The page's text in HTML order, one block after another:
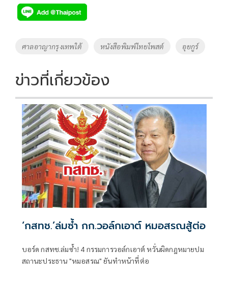
e
b
o
k
tt
er
p
y
Li
k
Tags
ศาลอาญากรุงเทพใต้ หนังสือพิมพ์ไทยโพสต์ อุยกูร์
ข่าวที่เกี่ยวข้อง
‘กสทช.’ล่มซํ้า กก.วอล์กเอาต์ หมอสรณสู้ต่อ
บอร์ด กสทช.ล่มซ้ำ! 4 กรรมการวอล์กเอาต์ หวั่นผิดกฎหมายปม
สถานะประธาน "หมอสรณ" ยันทำหน้าที่ต่อ